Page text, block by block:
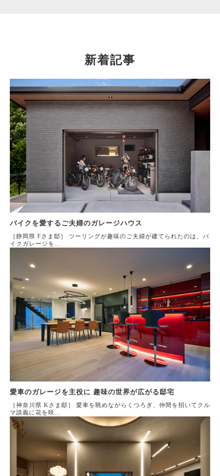
新着記事
バイクを愛するご夫婦のガレージハウス
［静岡県 Fさま邸］ ツーリングが趣味のご夫婦が建てられたのは、バ
イクガレージを...
愛車のガレージを主役に 趣味の世界が広がる邸宅
［神奈川県 Kさま邸］ 愛車を眺めながらくつろぎ、仲間を招いてクル
マ談義に花を咲...